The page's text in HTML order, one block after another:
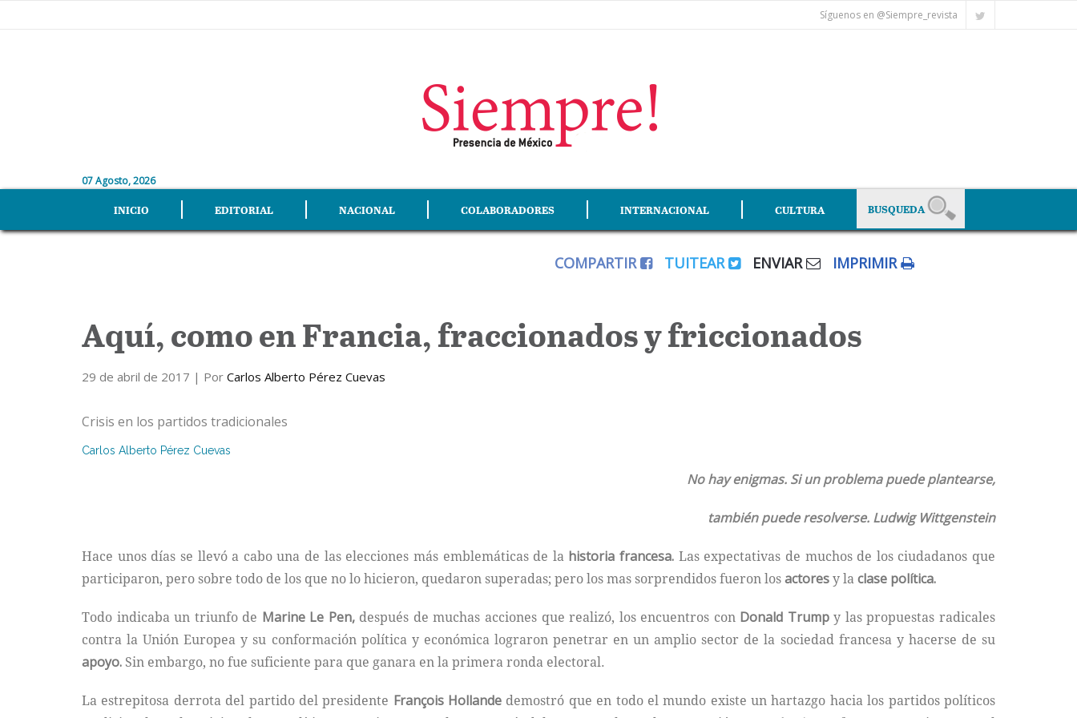
Síguenos en @Siempre_revista
07 Agosto, 2026
INICIO EDITORIAL NACIONAL COLABORADORES INTERNACIONAL CULTURA
COMPARTIR TUITEAR ENVIAR IMPRIMIR
Aquí, como en Francia, fraccionados y friccionados
29 de abril de 2017 | Por Carlos Alberto Pérez Cuevas
Crisis en los partidos tradicionales
Carlos Alberto Pérez Cuevas
No hay enigmas. Si un problema puede plantearse,
también puede resolverse. Ludwig Wittgenstein
Hace unos días se llevó a cabo una de las elecciones más emblemáticas de la historia francesa. Las expectativas de muchos de los ciudadanos que
participaron, pero sobre todo de los que no lo hicieron, quedaron superadas; pero los mas sorprendidos fueron losactoresy laclase política.
Todo indicaba un triunfo de Marine Le Pen,después de muchas acciones que realizó, los encuentros con Donald Trumpy las propuestas radicales
contra la Unión Europea y su conformación política y económica lograron penetrar en un amplio sector de la sociedad francesa y hacerse de su
apoyo. Sin embargo, no fue suficiente para que ganara en la primera ronda electoral.
La estrepitosa derrota del partido del presidente François Hollande demostró que en todo el mundo existe un hartazgo hacia los partidos políticos